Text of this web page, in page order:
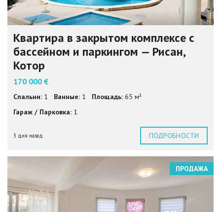
Квартира в закрытом комплексе с
бассейном и паркингом — Рисан,
Котор
170 000 €
Спальни: 1 Ванные: 1 Площадь: 65 м²
Гараж / Парковка: 1
3 дня назад ПОДРОБНОСТИ
ПРОДАЖА